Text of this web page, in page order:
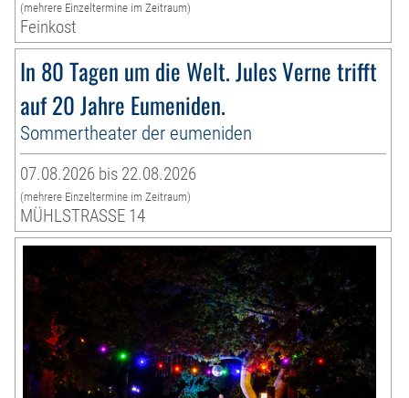
(mehrere Einzeltermine im Zeitraum)
Feinkost
In 80 Tagen um die Welt. Jules Verne trifft
auf 20 Jahre Eumeniden.
Sommertheater der eumeniden
07.08.2026 bis 22.08.2026
(mehrere Einzeltermine im Zeitraum)
MÜHLSTRASSE 14